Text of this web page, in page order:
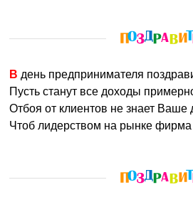
В день предпринимателя
Пусть станут все доходы
Отбоя от клиентов не знает Ваше
Чтоб лидерством на рынке фирма